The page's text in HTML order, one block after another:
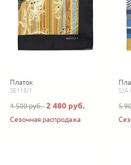
Платок
SE118/1
4 500 руб.2 480 руб.
Сезонная распродажа
SJA
5